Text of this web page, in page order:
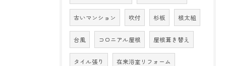
古いマンション 吹付 杉板 根太組
台風 コロニアル屋根 屋根葺き替え
タイル張り 在来浴室リフォーム